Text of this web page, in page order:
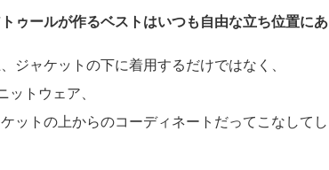
ゥールが作るベストはいつも自由な立ち位置にあ
ジャケットの下に着用するだけではなく、
ットウェア、
ットの上からのコーディネートだってこなしてし